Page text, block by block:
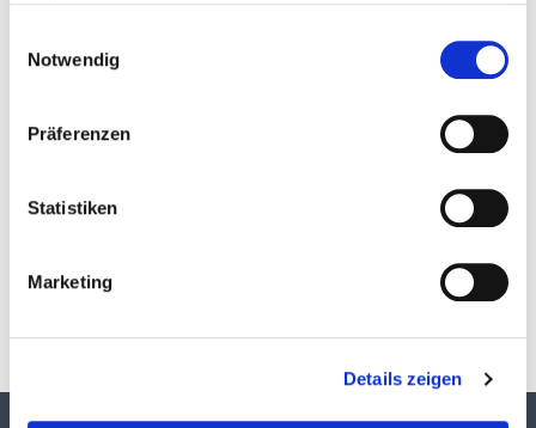
Notwendig
Präferenzen
Statistiken
Marketing
Details zeigen